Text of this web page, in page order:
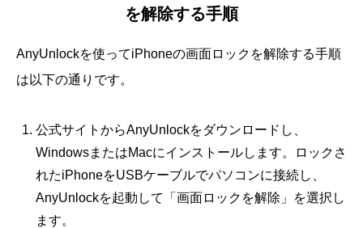
を解除する手順
AnyUnlockを使ってiPhoneの画面ロックを解除する手順
は以下の通りです。
公式サイトからAnyUnlockをダウンロードし、
WindowsまたはMacにインストールします。ロックさ
れたiPhoneをUSBケーブルでパソコンに接続し、
AnyUnlockを起動して「画面ロックを解除」を選択し
ます。